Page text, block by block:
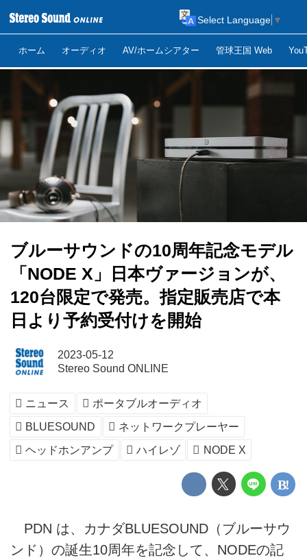
ホーム オーディオ AV/ホームシアター 管球王国 Web
Select Language ▼
ブルーサウンドの10周年記念モデル
「NODE X」日本ヴァージョンが、
120台限定で発売。指定販売店で本
日より予約受付けを開始
2023-05-12
Stereo Sound ONLINE
ニュース
ポータブルオーディオ
BLUESOUND
ネットワークプレーヤー
ヘッドホンアンプ
ハイレゾ NODE X
PDN は、カナダBLUESOUND（ブルーサウ
ンド）の誕生10周年を記念して、NODEの記